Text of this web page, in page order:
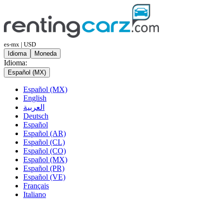
es-mx | USD
Idioma
Moneda
Idioma:
Español (MX)
Español (MX)
English
العربية
Deutsch
Español
Español (AR)
Español (CL)
Español (CO)
Español (MX)
Español (PR)
Español (VE)
Français
Italiano